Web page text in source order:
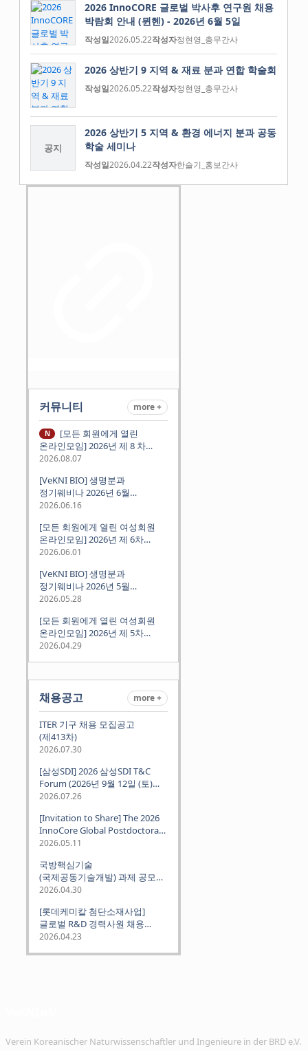
2026 InnoCORE 글로벌 박사후 연구원 채용
박람회 안내 (뮌헨) - 2026년 6월 5일
작성일2026.05.22작성자정현영_총무간사
2026 상반기 9 지역 & 재료 분과 연합 학술회
작성일2026.05.22작성자정현영_총무간사
공지
2026 상반기 5 지역 & 환경 에너지 분과 공동
학술 세미나
작성일2026.04.22작성자한슬기_홍보간사
커뮤니티 more +
N
온라인모임] 2026년 제 8 차
정기모임 (8월 12일 수요일 저녁
경험담
2026.08.07
[VeKNI BIO] 생명분과
정기웨비나 2026년 6월
(2026.06.18 Thu 9:00PM)
2026.06.16
[모든 회원에게 열린 여성회원
온라인모임] 2026년 제 6차
정기모임 (6월 10일 수요일 저녁
2026.06.01
[VeKNI BIO] 생명분과
정기웨비나 2026년 5월
(2026.05.28 Thu 9:00PM)
2026.05.28
[모든 회원에게 열린 여성회원
온라인모임] 2026년 제 5차
정기모임 (5월 12일 화요일 저녁
2026.04.29
채용공고 more +
ITER 기구 채용 모집공고
(제413차)
2026.07.30
[삼성SDI] 2026 삼성SDI T&C
Forum (2026년 9월 12일 (토)
뮌헨 개최)
2026.07.26
[Invitation to Share] The 2026
InnoCore Global Postdoctoral
Job Fair: Meet Korea's 4 Major
Institutes
2026.05.11
국방핵심기술
(국제공동기술개발) 과제 공모
안내 (~2026.06.26)
2026.04.30
[롯데케미칼 첨단소재사업]
글로벌 R&D 경력사원 채용
(~2026. 5.5)
2026.04.23
Verein Koreanischer Naturwissenschaftler und Ingenieure in der BRD e.V.